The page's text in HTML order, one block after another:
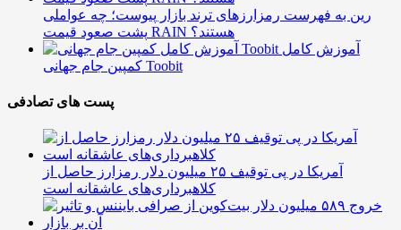
رین به فهرست رمزارزهای ترند بازار پیوست؛ چه عواملی
پشت صعود قیمت RAIN هستند؟
آموزش کامل
کمپین جام جهانی Toobit
پست های تصادفی
آمریکا در پی توقیف ۲۵ میلیون دلار رمزارز حاصل از
کلاهبرداری‌های عاشقانه است